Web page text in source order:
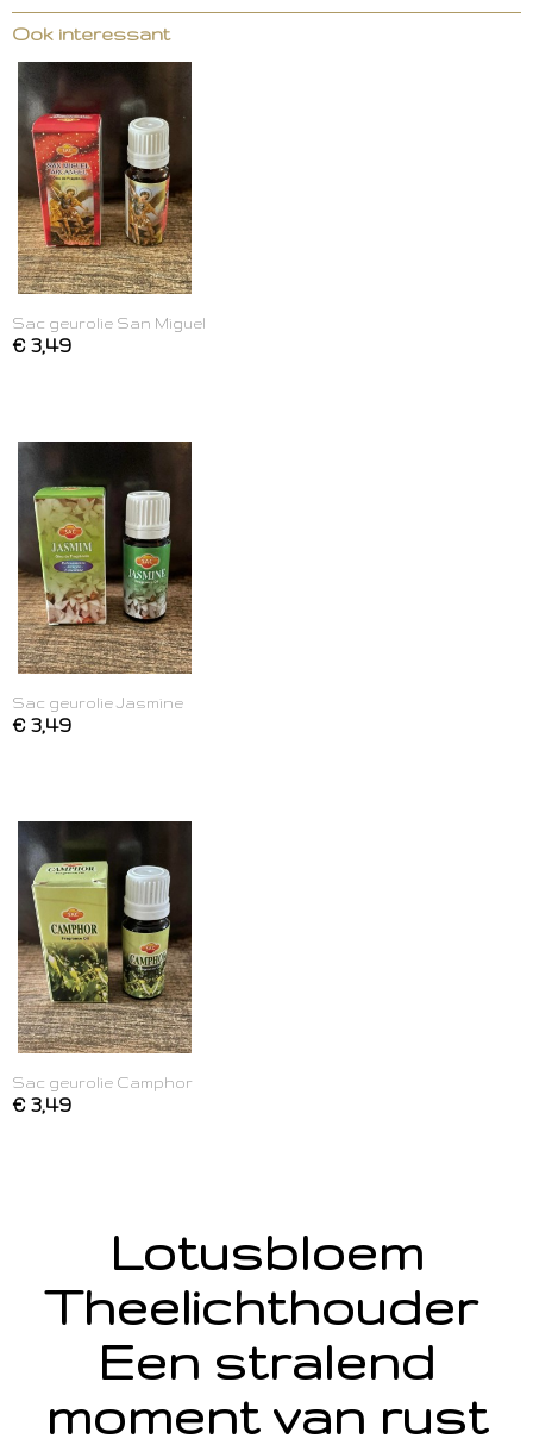
Ook interessant
Sac geurolie San Miguel
€ 3,49
Sac geurolie Jasmine
€ 3,49
Sac geurolie Camphor
€ 3,49
Lotusbloem
Theelichthouder
Een stralend
moment van rust